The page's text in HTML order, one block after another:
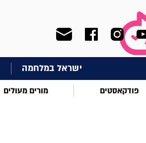
ישראל במלחמה
פודקאסטים מורים מעולים